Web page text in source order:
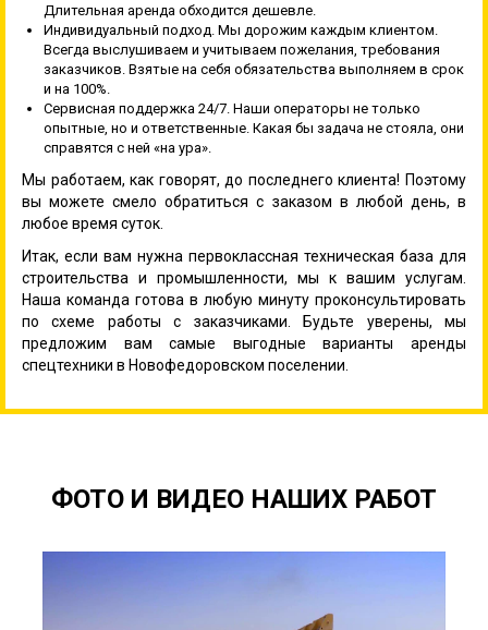
Длительная аренда обходится дешевле.
Индивидуальный подход. Мы дорожим каждым клиентом.
Всегда выслушиваем и учитываем пожелания, требования
заказчиков. Взятые на себя обязательства выполняем в срок
и на 100%.
Сервисная поддержка 24/7. Наши операторы не только
опытные, но и ответственные. Какая бы задача не стояла, они
справятся с ней «на ура».
Мы работаем, как говорят, до последнего клиента! Поэтому
вы можете смело обратиться с заказом в любой день, в
любое время суток.
Итак, если вам нужна первоклассная техническая база для
строительства и промышленности, мы к вашим услугам.
Наша команда готова в любую минуту проконсультировать
по схеме работы с заказчиками. Будьте уверены, мы
предложим вам самые выгодные варианты аренды
спецтехники в Новофедоровском поселении.
ФОТО И ВИДЕО НАШИХ РАБОТ